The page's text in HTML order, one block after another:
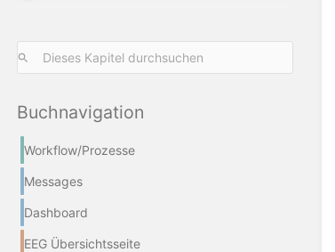
Buchnavigation
Workflow/Prozesse
Messages
Dashboard
EEG Übersichtsseite